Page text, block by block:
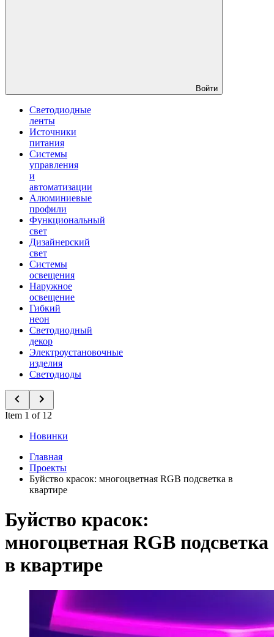
Войти
Светодиодные
ленты
Источники
питания
Системы
управления
и
автоматизации
Алюминиевые
профили
Функциональный
свет
Дизайнерский
свет
Системы
освещения
Наружное
освещение
Гибкий
неон
Светодиодный
декор
Электроустановочные
изделия
Светодиоды
Item 1 of 12
Новинки
Главная
Проекты
Буйство красок: многоцветная RGB подсветка в
квартире
Буйство красок:
многоцветная RGB подсветка
в квартире